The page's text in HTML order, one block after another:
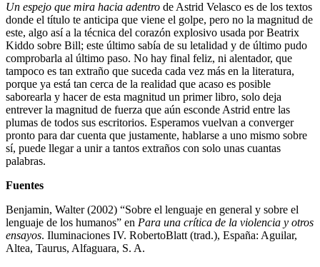
Un espejo que mira hacia adentro de Astrid Velasco es de los textos
donde el título te anticipa que viene el golpe, pero no la magnitud de
este, algo así a la técnica del corazón explosivo usada por Beatrix
Kiddo sobre Bill; este último sabía de su letalidad y de último pudo
comprobarla al último paso. No hay final feliz, ni alentador, que
tampoco es tan extraño que suceda cada vez más en la literatura,
porque ya está tan cerca de la realidad que acaso es posible
saborearla y hacer de esta magnitud un primer libro, solo deja
entrever la magnitud de fuerza que aún esconde Astrid entre las
plumas de todos sus escritorios. Esperamos vuelvan a converger
pronto para dar cuenta que justamente, hablarse a uno mismo sobre
sí, puede llegar a unir a tantos extraños con solo unas cuantas
palabras.
Fuentes
Benjamin, Walter (2002) “Sobre el lenguaje en general y sobre el
lenguaje de los humanos” en Para una crítica de la violencia y otros
ensayos. Iluminaciones IV. RobertoBlatt (trad.), España: Aguilar,
Altea, Taurus, Alfaguara, S. A.